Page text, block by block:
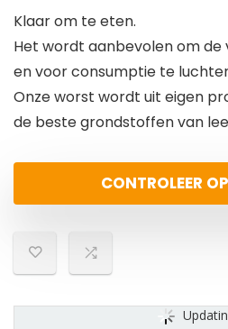
Klaar om te eten.
Het wordt aanbevolen om
en voor consumptie te
Onze worst wordt uit eigen
de beste grondstoffen van
CONTROLEER